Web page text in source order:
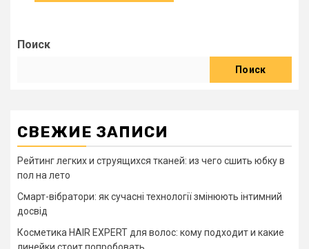
Поиск
Поиск
СВЕЖИЕ ЗАПИСИ
Рейтинг легких и струящихся тканей: из чего сшить юбку в
пол на лето
Смарт-вібратори: як сучасні технології змінюють інтимний
досвід
Косметика HAIR EXPERT для волос: кому подходит и какие
линейки стоит попробовать